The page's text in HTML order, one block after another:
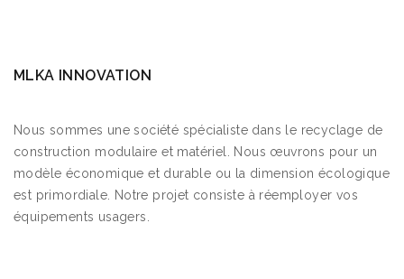
MLKA INNOVATION
Nous sommes une société spécialiste dans le recyclage de
construction modulaire et matériel. Nous œuvrons pour un
modèle économique et durable ou la dimension écologique
est primordiale. Notre projet consiste à réemployer vos
équipements usagers.